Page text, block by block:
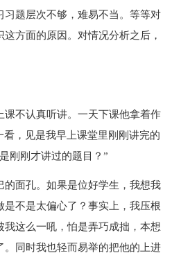
题层次不够，难易不当。等等对
方面的原因。对情况分析之后，
不认真听讲。一天下课他拿着作
，见是我早上课堂里刚刚讲完的
刚刚才讲过的题目？”
面孔。如果是位好学生，我想我
不是太偏心了？事实上，我压根
这么一吼，怕是弄巧成拙，本想
同时我也轻而易举的把他的上进